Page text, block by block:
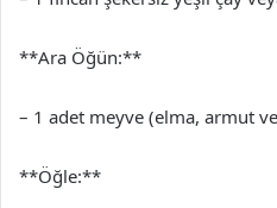
**Ara Öğün:**
– 1 adet meyve (elma, armut
**Öğle:**